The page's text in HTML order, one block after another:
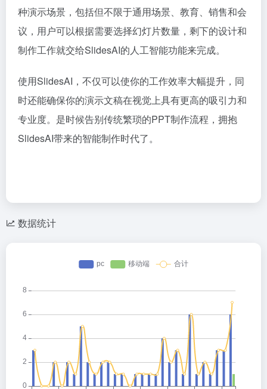
种演示场景，包括但不限于通用场景、教育、销售和会
议，用户可以根据需要选择幻灯片数量，剩下的设计和
制作工作就交给SlidesAI的人工智能功能来完成。
使用SlidesAI，不仅可以使你的工作效率大幅提升，同
时还能确保你的演示文稿在视觉上具有更高的吸引力和
专业度。是时候告别传统繁琐的PPT制作流程，拥抱
SlidesAI带来的智能制作时代了。
数据统计